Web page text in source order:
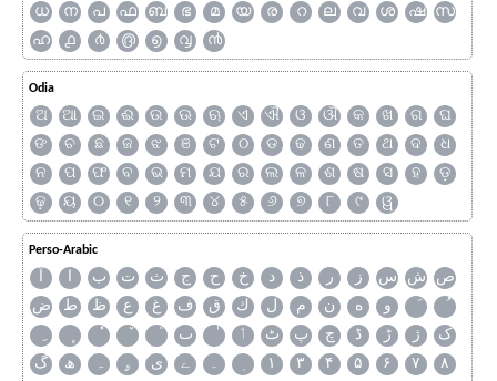
ധ
ന പ ഫ ബ ഭ മ യ ര റ ല വ ശ ഷ
സ
ഹ
൧ ൪ ൫ ൭ ൮ ൯
Odia
ଅ ଆ ଇ ଈ ଉ ଊ ଋ ଏ ଐ ଓ ଔ କ ଖ ଗ
ଘ
ଙ
ଚ ଛ ଜ ଝ ଞ ଟ ଠ ଡ ଢ ଣ ତ ଥ ଦ
ଧ
ନ
ପ ଫ ବ ଭ ମ ଯ ର ଲ ଳ ଶ ଷ ସ ହ
ଡ଼
ଢ଼
ୟ ୦ ୧ ୨ ୩ ୪ ୫ ୬ ୭ ୮ ୯ ୱ
Perso-Arabic
آ ا ب ت ث ج ح خ د ذ ر ز س ش ص
ض
ط ظ ع غ ف ق ك ل م ن ه
و
ٮ
ٲ ٹ پ چ ڈ ڑ ژ
ک
گ
ھ ہ ۄ ی ے ۔ ۱ ۳ ۴ ۵ ۶ ۷
۸